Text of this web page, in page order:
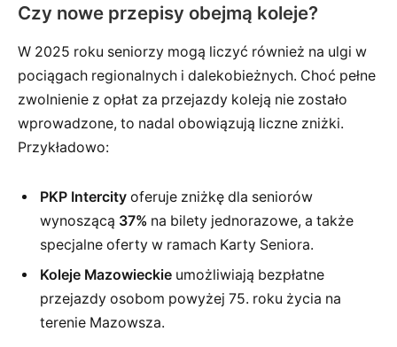
Czy nowe przepisy obejmą koleje?
W 2025 roku seniorzy mogą liczyć również na ulgi w
pociągach regionalnych i dalekobieżnych. Choć pełne
zwolnienie z opłat za przejazdy koleją nie zostało
wprowadzone, to nadal obowiązują liczne zniżki.
Przykładowo:
PKP Intercity oferuje zniżkę dla seniorów
wynoszącą 37% na bilety jednorazowe, a także
specjalne oferty w ramach Karty Seniora.
Koleje Mazowieckie umożliwiają bezpłatne
przejazdy osobom powyżej 75. roku życia na
terenie Mazowsza.